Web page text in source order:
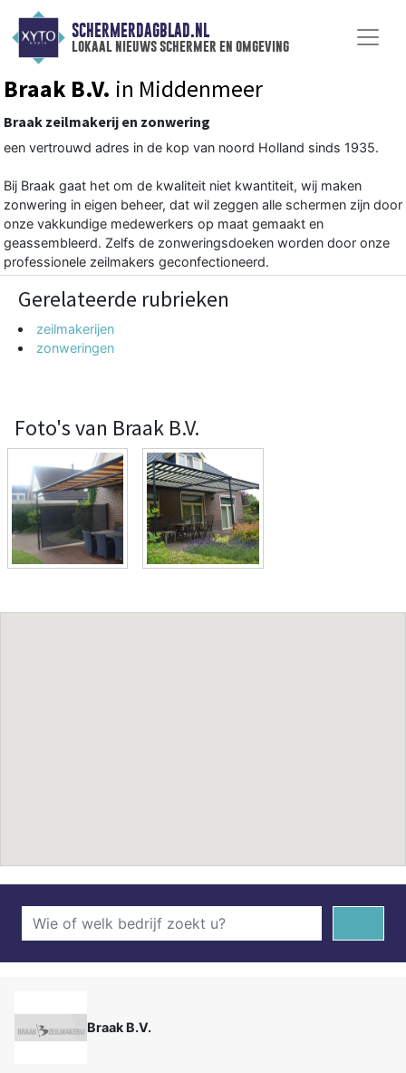
SCHERMERDAGBLAD.NL
lokaal nieuws schermer en omgeving
Braak B.V. in Middenmeer
Braak zeilmakerij en zonwering
een vertrouwd adres in de kop van noord Holland sinds 1935.
Bij Braak gaat het om de kwaliteit niet kwantiteit, wij maken
zonwering in eigen beheer, dat wil zeggen alle schermen zijn door
onze vakkundige medewerkers op maat gemaakt en
geassembleerd. Zelfs de zonweringsdoeken worden door onze
professionele zeilmakers geconfectioneerd.
Gerelateerde rubrieken
zeilmakerijen
zonweringen
Foto's van Braak B.V.
Braak B.V.